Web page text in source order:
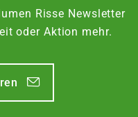
Risse Newsletter
oder Aktion mehr.